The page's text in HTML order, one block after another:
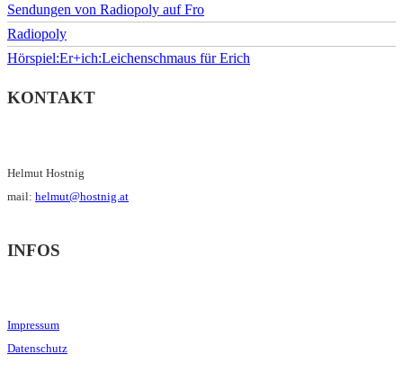
Sendungen von Radiopoly auf Fro
Radiopoly
Hörspiel:Er+ich:Leichenschmaus für Erich
KONTAKT
Helmut Hostnig
mail: helmut@hostnig.at
INFOS
Impressum
Datenschutz